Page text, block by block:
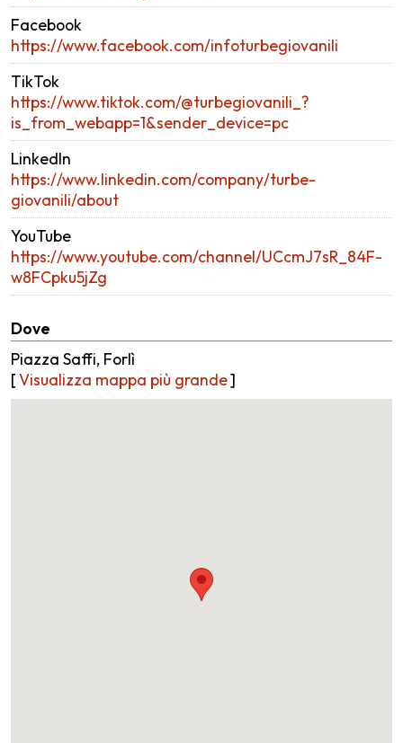
Facebook
https://www.facebook.com/infoturbegiovanili
TikTok
https://www.tiktok.com/@turbegiovanili_?
is_from_webapp=1&sender_device=pc
LinkedIn
https://www.linkedin.com/company/turbe-
giovanili/about
YouTube
https://www.youtube.com/channel/UCcmJ7sR_84F-
w8FCpku5jZg
Dove
Piazza Saffi, Forlì
[Visualizza mappa più grande]